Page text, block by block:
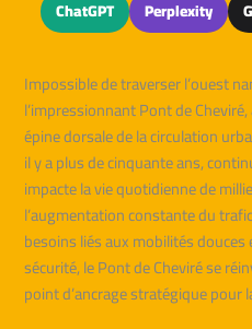
ChatGPT Perplexity
Impossible de traverser l’ouest
l’impressionnant Pont de
épine dorsale de la circulation
il y a plus de cinquante ans,
impacte la vie quotidienne de
l’augmentation constante du
besoins liés aux mobilités douces
sécurité, le Pont de Cheviré se
point d’ancrage stratégique pour